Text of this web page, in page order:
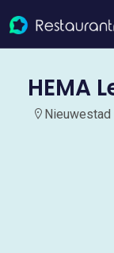
HEMA
Nieuwestad